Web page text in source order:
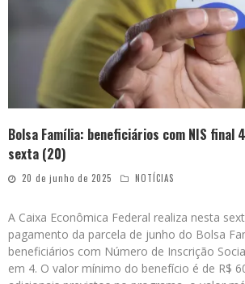
Bolsa Família: beneficiários com NIS final
sexta (20)
20 de junho de 2025 NOTÍCIAS
A Caixa Econômica Federal realiza nesta
pagamento da parcela de junho do Bolsa
beneficiários com Número de Inscrição
em 4. O valor mínimo do benefício é de R$